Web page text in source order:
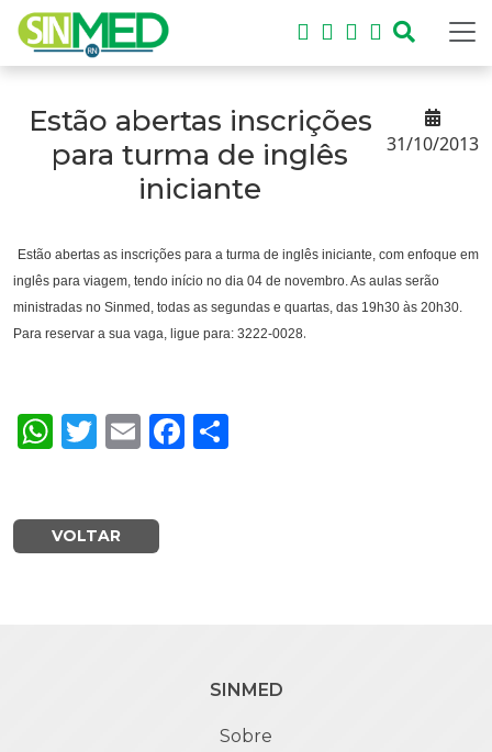
Estão abertas inscrições
para turma de inglês
iniciante
31/10/2013
Estão abertas as inscrições para a turma de inglês iniciante, com enfoque em
inglês para viagem, tendo início no dia 04 de novembro. As aulas serão
ministradas no Sinmed, todas as segundas e quartas, das 19h30 às 20h30.
Para reservar a sua vaga, ligue para: 3222-0028.
WhatsApp
Twitter
EmailFacebook
VOLTAR
SINMED
Sobre